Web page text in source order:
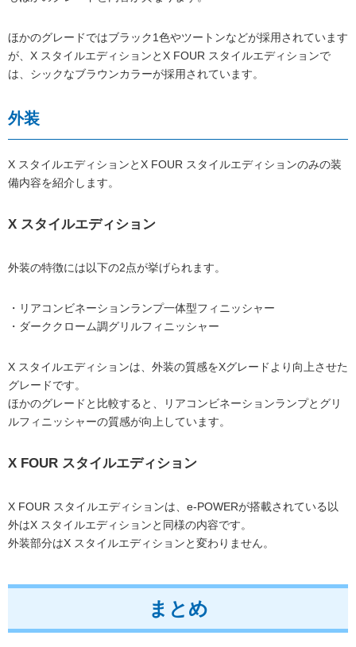
ほかのグレードではブラック1色やツートンなどが採用されています
が、X スタイルエディションとX FOUR スタイルエディションで
は、シックなブラウンカラーが採用されています。
外装
X スタイルエディションとX FOUR スタイルエディションのみの装
備内容を紹介します。
X スタイルエディション
外装の特徴には以下の2点が挙げられます。
・リアコンビネーションランプ一体型フィニッシャー
・ダーククローム調グリルフィニッシャー
X スタイルエディションは、外装の質感をXグレードより向上させた
グレードです。
ほかのグレードと比較すると、リアコンビネーションランプとグリ
ルフィニッシャーの質感が向上しています。
X FOUR スタイルエディション
X FOUR スタイルエディションは、e-POWERが搭載されている以
外はX スタイルエディションと同様の内容です。
外装部分はX スタイルエディションと変わりません。
まとめ